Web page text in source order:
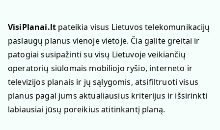
VisiPlanai.lt pateikia visus Lietuvos telekomunikacijų
paslaugų planus vienoje vietoje. Čia galite greitai ir
patogiai susipažinti su visų Lietuvoje veikiančių
operatorių siūlomais mobiliojo ryšio, interneto ir
televizijos planais ir jų sąlygomis, atsifiltruoti visus
planus pagal jums aktualiausius kriterijus ir išsirinkti
labiausiai jūsų poreikius atitinkantį planą.